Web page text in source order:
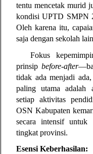
tentu mencetak murid
kondisi UPTD SMPN
Oleh karena itu,
saja dengan sekolah
Fokus
prinsip before-after
tidak ada menjadi
paling utama adalah
setiap aktivitas
OSN Kabupaten
secara intensif untuk
tingkat provinsi.
Esensi Keberhasilan: